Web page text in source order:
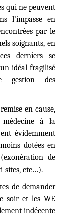
qui ne peuvent
l’impasse en
par le
soignants, en
derniers se
idéal fragilisé
gestion des
en cause,
à la
évidemment
dotées en
de
sites, etc…).
de demander
soir et les WE
indécente